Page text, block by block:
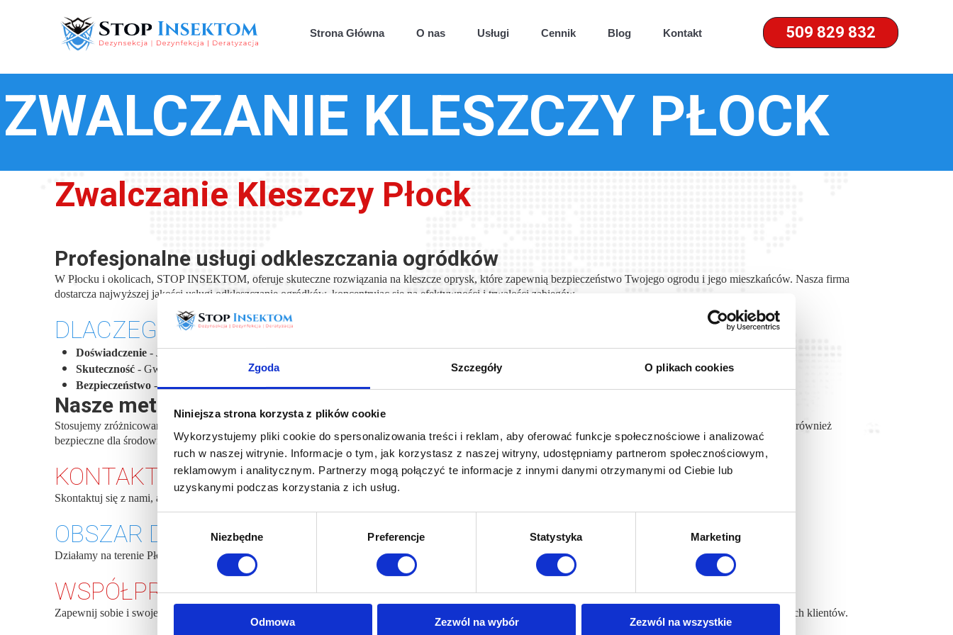
Zgoda Szczegóły O plikach cookies
Niniejsza strona korzysta z plików cookie
Wykorzystujemy pliki cookie do spersonalizowania treści i reklam, aby oferować funkcje społecznościowe i analizować
ruch w naszej witrynie. Informacje o tym, jak korzystasz z naszej witryny, udostępniamy partnerom społecznościowym,
reklamowym i analitycznym. Partnerzy mogą połączyć te informacje z innymi danymi otrzymanymi od Ciebie lub
uzyskanymi podczas korzystania z ich usług.
Niezbędne Preferencje Statystyka Marketing
Odmowa Zezwól na wybór Zezwól na wszystkie
Zwalczanie Kleszczy Płock
Profesjonalne usługi odkleszczania ogródków
W Płocku i okolicach, STOP INSEKTOM, oferuje skuteczne rozwiązania na kleszcze oprysk, które zapewnią bezpieczeństwo Twojego ogrodu i jego mieszkańców. Nasza firma
dostarcza najwyższej jakości usługi odkleszczanie ogródków, koncentrując się na efektywności i trwałości zabiegów.
DLACZEGO WARTO WYBRAĆ NAS?
Doświadczenie - Jesteśmy pionierami w branży DDD z ponad 15-letnim doświadczeniem.
Skuteczność - Gwarantujemy efektywne odkleszczanie ogródków dzięki nowoczesnym metodom i profesjonalnym preparatom.
Bezpieczeństwo - Wszystkie nasze opryski są certyfikowane i bezpieczne dla ludzi oraz zwierząt domowych.
Nasze metody na kleszcze oprysk
Stosujemy zróżnicowane metody na kleszcze oprysk, które dostosowujemy do specyfiki danego terenu i potrzeb klientów. Nasze działania są nie tylko skuteczne, ale również
bezpieczne dla środowiska naturalnego.
KONTAKT Z NAMI
Skontaktuj się z nami, aby umówić termin odkleszczania Twojego ogródka.
OBSZAR DZIAŁANIA
Działamy na terenie Płocka oraz okolic. Naszym priorytetem jest nie tylko skuteczność, ale także zadowolenie klientów z naszych usług.
WSPÓŁPRACA Z STOP INSEKTOM
Zapewnij sobie i swojej rodzinie bezpieczeństwo oraz komfort korzystając z usług STOP INSEKTOM. Skontaktuj się z nami i dołącz do grona naszych zadowolonych klientów.
ZWALCZANIE KLESZCZY PŁOCK
509 829 832
Strona Główna O nas Usługi
Dezynsekcja
Deratyzacja
Zwalczanie kleszczy
Cennik Blog Kontakt